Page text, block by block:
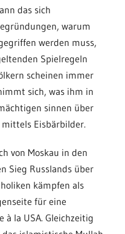
das sich
warum
werden muss,
Spielregeln
scheinen immer
sich, was ihm in
sinnen über
Eisbärbilder.
von Moskau in den
Sieg Russlands über
kämpfen als
für eine
la USA. Gleichzeitig